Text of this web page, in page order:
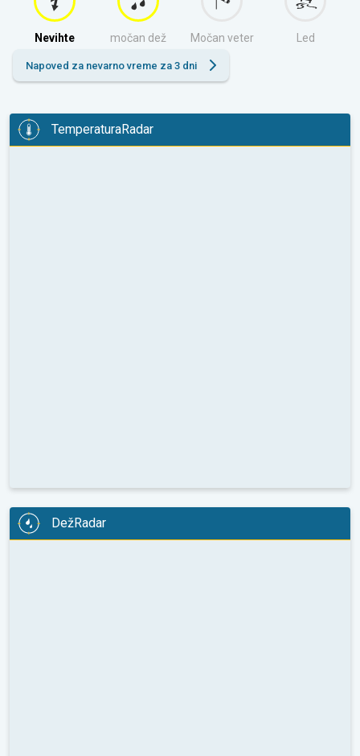
Nevihte močan dež Močan veter Led
Napoved za nevarno vreme za 3 dni
TemperaturaRadar
DežRadar